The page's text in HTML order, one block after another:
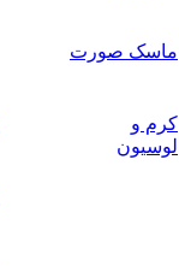
ماسک صورت
کرم و
لوسیون